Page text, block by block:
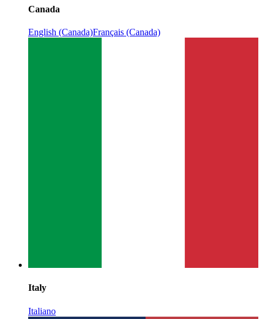
Canada
English (Canada)Français (Canada)
Italy
Italiano